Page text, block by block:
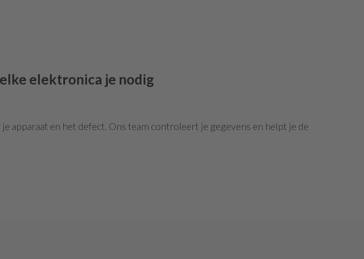
elektronica je nodig
apparaat en het defect. Ons team controleert je gegevens en helpt je de